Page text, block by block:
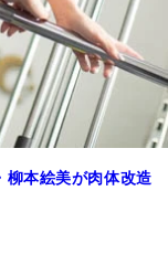
柳本絵美が肉体改造